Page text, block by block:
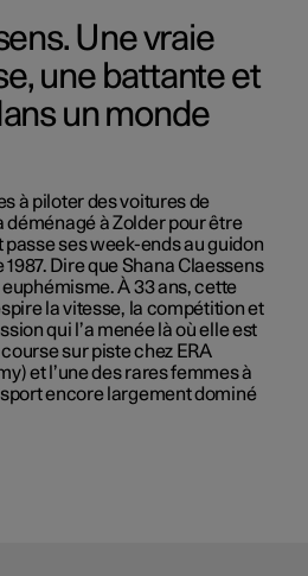
Une vraie
une battante et
un monde
à piloter des voitures de
déménagé à Zolder pour être
ses week-ends au guidon
1987. Dire que Shana Claessens
À 33 ans, cette
la vitesse, la compétition et
qui l’a menée là où elle est
sur piste chez ERA
et l’une des rares femmes à
encore largement dominé